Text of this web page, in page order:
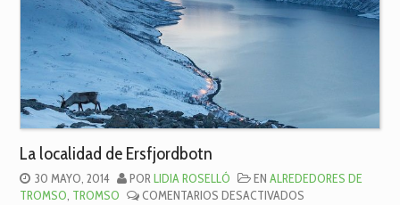
La localidad de Ersfjordbotn
30 MAYO, 2014 PORLIDIA ROSELLÓ ENALREDEDORES DE
TROMSO, TROMSO COMENTARIOS DESACTIVADOS